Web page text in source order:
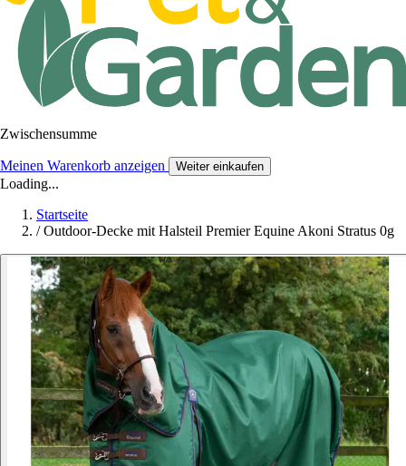
Zwischensumme
Meinen Warenkorb anzeigen Weiter einkaufen
Loading...
Startseite
/ Outdoor-Decke mit Halsteil Premier Equine Akoni Stratus 0g